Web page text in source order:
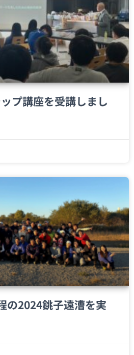
プ講座を受講しまし
の2024銚子遠漕を実